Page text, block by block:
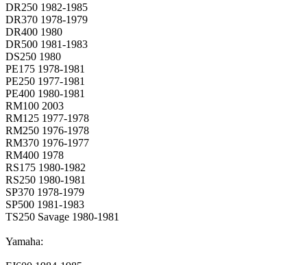
DR250 1982-1985
DR370 1978-1979
DR400 1980
DR500 1981-1983
DS250 1980
PE175 1978-1981
PE250 1977-1981
PE400 1980-1981
RM100 2003
RM125 1977-1978
RM250 1976-1978
RM370 1976-1977
RM400 1978
RS175 1980-1982
RS250 1980-1981
SP370 1978-1979
SP500 1981-1983
TS250 Savage 1980-1981
Yamaha: